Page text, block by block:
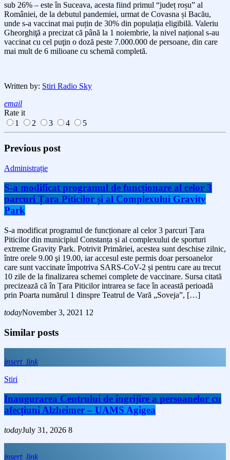
sub 26% – este în Suceava, acesta fiind primul “județ roșu” al
României, de la debutul pandemiei, urmat de Covasna și Bacău,
unde s-a vaccinat mai puțin de 30% din populația eligibilă. Valeriu
Gheorghiţă a precizat că până la 1 noiembrie, la nivel național s-au
vaccinat cu cel puţin o doză peste 7.000.000 de persoane, din care
mai mult de 6 milioane cu schemă completă.
Written by: Stiri Radio Sky
email
Rate it
1
2 3 4 5
Previous post
Administrație
S-a modificat programul de funcționare al celor 3
parcuri Țara Piticilor și al Complexului Gravity
Park
S-a modificat programul de funcționare al celor 3 parcuri Țara
Piticilor din municipiul Constanța și al complexului de sporturi
extreme Gravity Park. Potrivit Primăriei, acestea sunt deschise zilnic,
între orele 9.00 şi 19.00, iar accesul este permis doar persoanelor
care sunt vaccinate împotriva SARS-CoV-2 și pentru care au trecut
10 zile de la finalizarea schemei complete de vaccinare. Sursa citată
precizează că în Țara Piticilor intrarea se face în această perioadă
prin Poarta numărul 1 dinspre Teatrul de Vară „Soveja”, […]
todayNovember 3, 2021 12
Similar posts
insert_link
Stiri
Inaugurarea Centrului de îngrijire a persoanelor cu
afecțiuni Alzheimer – UAMS Agigea
todayJuly 31, 2026 8
insert_link